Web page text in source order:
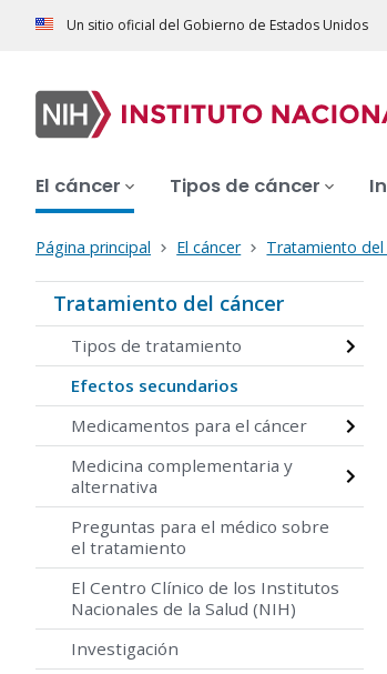
Un sitio oficial del Gobierno de Estados Unidos
El cáncer Tipos de cáncer
Página principal El cáncer Tratamiento del
Tratamiento del cáncer
Tipos de tratamiento
Efectos secundarios
Medicamentos para el cáncer
Medicina complementaria y
alternativa
Preguntas para el médico sobre
el tratamiento
El Centro Clínico de los Institutos
Nacionales de la Salud (NIH)
Investigación